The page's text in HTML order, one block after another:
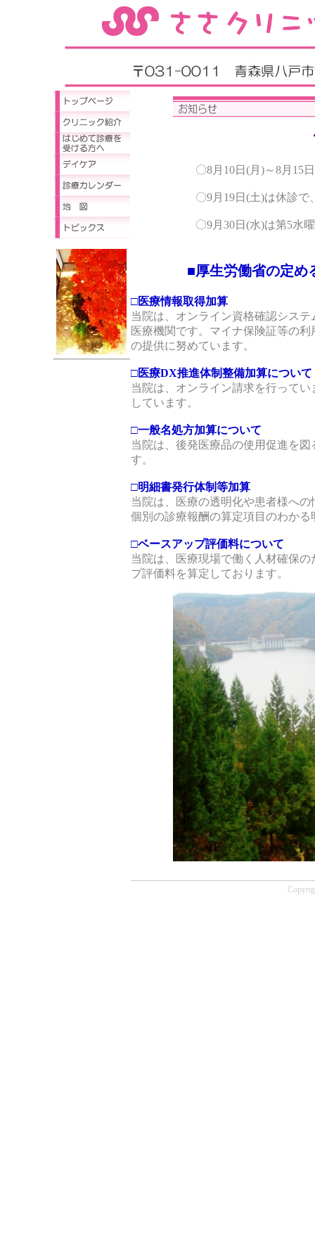
〇8月10日(月)～8月15
〇9月19日(土)は休診で
〇9月30日(水)は第5水
■厚生労働省の定め
□医療情報取得加算
当院は、オンライン資格確認シス
医療機関です。マイナ保険証等の
の提供に努めています。
□医療DX推進体制整備加算について
当院は、オンライン請求を行って
しています。
□一般名処方加算について
当院は、後発医療品の使用促進を
す。
□明細書発行体制等加算
当院は、医療の透明化や患者様へ
個別の診療報酬の算定項目のわか
□ベースアップ評価料について
当院は、医療現場で働く人材確保
プ評価料を算定しております。